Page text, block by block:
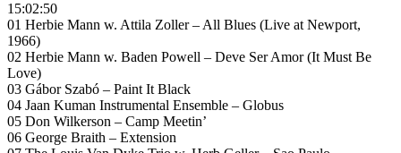
15:02:50
01 Herbie Mann w. Attila Zoller – All Blues (Live at Newport,
1966)
02 Herbie Mann w. Baden Powell – Deve Ser Amor (It Must Be
Love)
03 Gábor Szabó – Paint It Black
04 Jaan Kuman Instrumental Ensemble – Globus
05 Don Wilkerson – Camp Meetin’
06 George Braith – Extension